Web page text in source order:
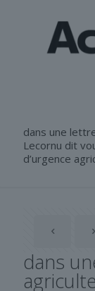
dans une
Lecornu dit
d’urgence
dans